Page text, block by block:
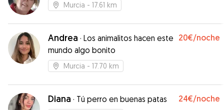
Murcia - 17.61 km
Andrea · Los animalitos hacen este
mundo algo bonito
20€/noche
Murcia - 17.70 km
Diana · Tú perro en buenas patas 24€/noche